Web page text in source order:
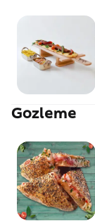
Gozleme